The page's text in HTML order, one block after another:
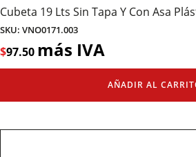
Cubeta 19 Lts Sin Tapa Y Con Asa
SKU: VNO0171.003
$97.50 más IVA
AÑADIR AL